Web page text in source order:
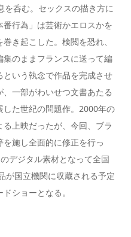
呑む。セックスの描き方に
行為」は芸術かエロスかを
き起こした。検閲を恐れ、
のままフランスに送って編
いう執念で作品を完成させ
一部がわいせつ文書あたる
た世紀の問題作。2000年の
上映だったが、今回、ブラ
施し全面的に修正を行っ
デジタル素材となって全国
が国立機関に収蔵される予定
ショーとなる。